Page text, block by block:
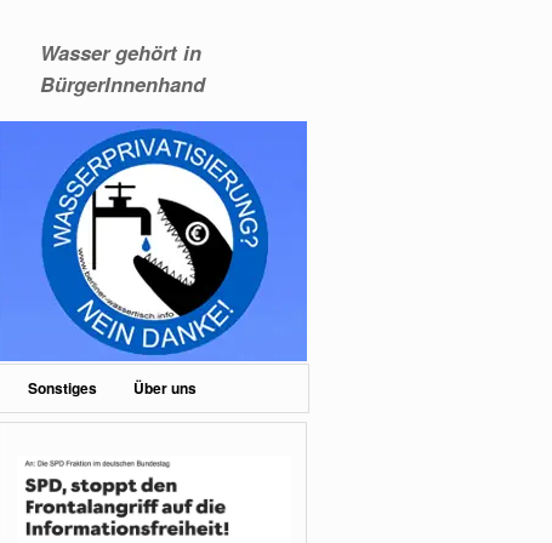
Wasser gehört in
BürgerInnenhand
Sonstiges Über uns